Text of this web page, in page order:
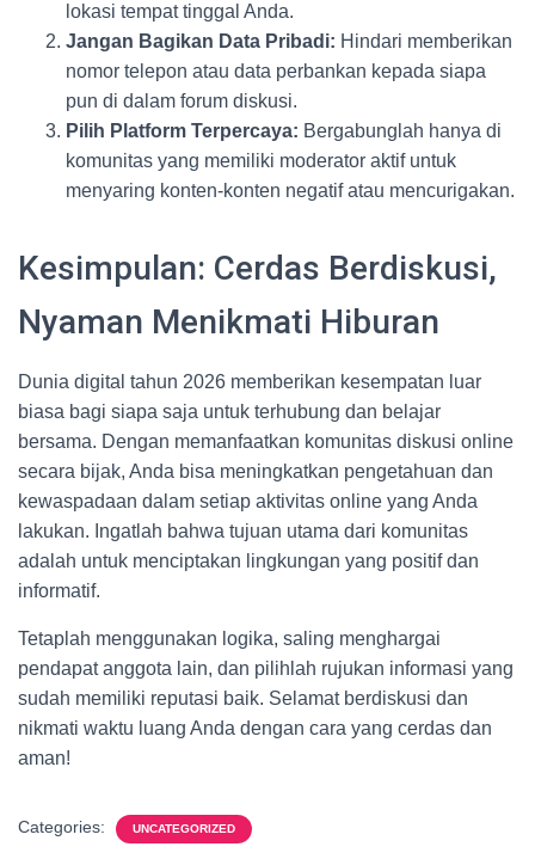
lokasi tempat tinggal Anda.
Jangan Bagikan Data Pribadi: Hindari memberikan
nomor telepon atau data perbankan kepada siapa
pun di dalam forum diskusi.
Pilih Platform Terpercaya: Bergabunglah hanya di
komunitas yang memiliki moderator aktif untuk
menyaring konten-konten negatif atau mencurigakan.
Kesimpulan: Cerdas Berdiskusi,
Nyaman Menikmati Hiburan
Dunia digital tahun 2026 memberikan kesempatan luar
biasa bagi siapa saja untuk terhubung dan belajar
bersama. Dengan memanfaatkan komunitas diskusi online
secara bijak, Anda bisa meningkatkan pengetahuan dan
kewaspadaan dalam setiap aktivitas online yang Anda
lakukan. Ingatlah bahwa tujuan utama dari komunitas
adalah untuk menciptakan lingkungan yang positif dan
informatif.
Tetaplah menggunakan logika, saling menghargai
pendapat anggota lain, dan pilihlah rujukan informasi yang
sudah memiliki reputasi baik. Selamat berdiskusi dan
nikmati waktu luang Anda dengan cara yang cerdas dan
aman!
Categories: UNCATEGORIZED